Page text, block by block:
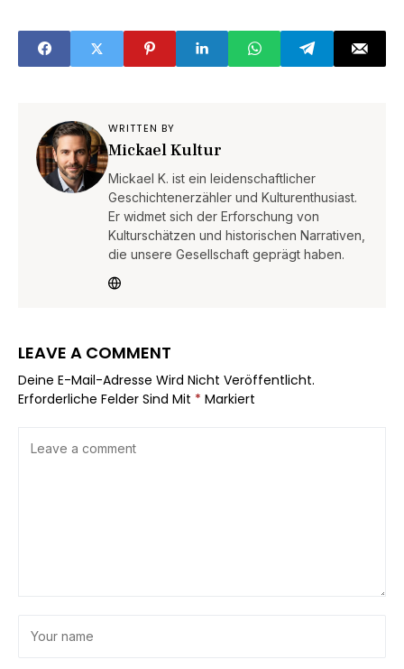
WRITTEN BY
Mickael Kultur
Mickael K. ist ein leidenschaftlicher
Geschichtenerzähler und Kulturenthusiast.
Er widmet sich der Erforschung von
Kulturschätzen und historischen Narrativen,
die unsere Gesellschaft geprägt haben.
LEAVE A COMMENT
Deine E-Mail-Adresse Wird Nicht Veröffentlicht.
Erforderliche Felder Sind Mit * Markiert